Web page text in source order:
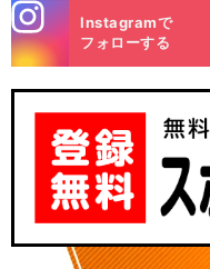
m
Instagramで
フォローする